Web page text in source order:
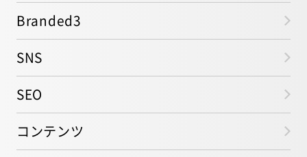
Branded3
SNS
SEO
コンテンツ